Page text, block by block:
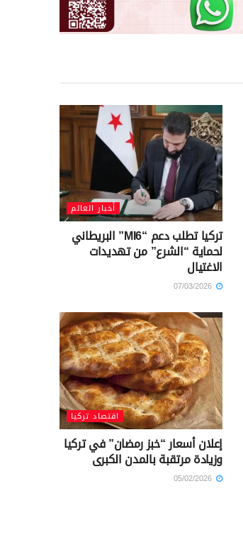
أخبار العالم
تركيا تطلب دعم “MI6” البريطاني
لحماية “الشرع” من تهديدات
الاغتيال
اقتصاد تركيا
إعلان أسعار “خبز رمضان” في تركيا
وزيادة مرتقبة بالمدن الكبرى